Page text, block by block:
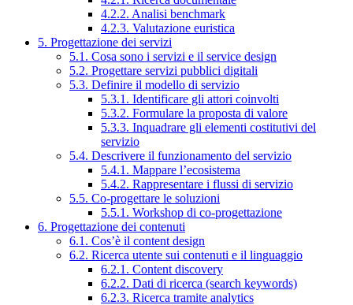
4.2.2. Analisi benchmark
4.2.3. Valutazione euristica
5. Progettazione dei servizi
5.1. Cosa sono i servizi e il service design
5.2. Progettare servizi pubblici digitali
5.3. Definire il modello di servizio
5.3.1. Identificare gli attori coinvolti
5.3.2. Formulare la proposta di valore
5.3.3. Inquadrare gli elementi costitutivi del
servizio
5.4. Descrivere il funzionamento del servizio
5.4.1. Mappare l’ecosistema
5.4.2. Rappresentare i flussi di servizio
5.5. Co-progettare le soluzioni
5.5.1. Workshop di co-progettazione
6. Progettazione dei contenuti
6.1. Cos’è il content design
6.2. Ricerca utente sui contenuti e il linguaggio
6.2.1. Content discovery
6.2.2. Dati di ricerca (search keywords)
6.2.3. Ricerca tramite analytics